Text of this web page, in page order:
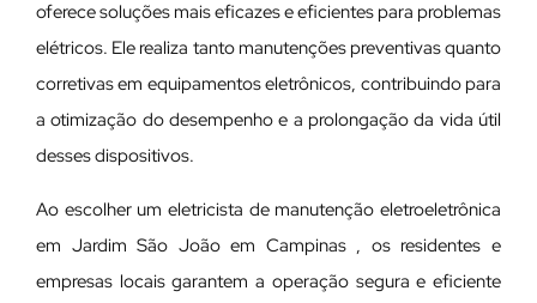
oferece soluções mais eficazes e eficientes para problemas
elétricos. Ele realiza tanto manutenções preventivas quanto
corretivas em equipamentos eletrônicos, contribuindo para
a otimização do desempenho e a prolongação da vida útil
desses dispositivos.
Ao escolher um eletricista de manutenção eletroeletrônica
em Jardim São João em Campinas , os residentes e
empresas locais garantem a operação segura e eficiente